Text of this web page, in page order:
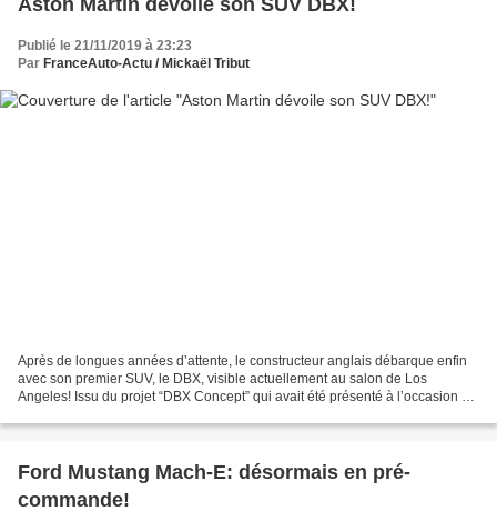
Aston Martin dévoile son SUV DBX!
Publié le 21/11/2019 à 23:23
Par FranceAuto-Actu / Mickaël Tribut
Après de longues années d’attente, le constructeur anglais débarque enfin
avec son premier SUV, le DBX, visible actuellement au salon de Los
Angeles! Issu du projet “DBX Concept” qui avait été présenté à l’occasion du
Ford Mustang Mach-E: désormais en pré-
commande!